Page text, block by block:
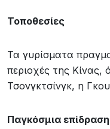
Τοποθεσίες
Τα γυρίσματα
περιοχές της
Τσονγκτσίνγκ, η
Παγκόσμια επίδραση